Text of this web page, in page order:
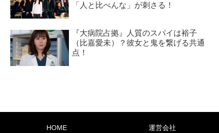
「人と比べんな」が刺さる！
『大病院占拠』人質のスパイは裕子
（比嘉愛未）？彼女と鬼を繋げる共通
点！
HOME 運営会社